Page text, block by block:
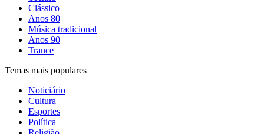
Clássico
Anos 80
Música tradicional
Anos 90
Trance
Temas mais populares
Noticiário
Cultura
Esportes
Política